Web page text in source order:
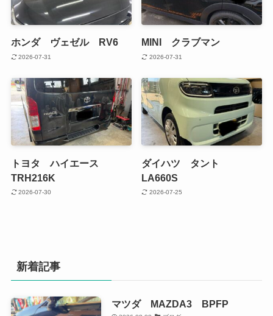
ホンダ ヴェゼル RV6
2026-07-31
MINI クラブマン
2026-07-31
トヨタ ハイエース
TRH216K
2026-07-30
ダイハツ タント
LA660S
2026-07-25
新着記事
マツダ MAZDA3 BPFP